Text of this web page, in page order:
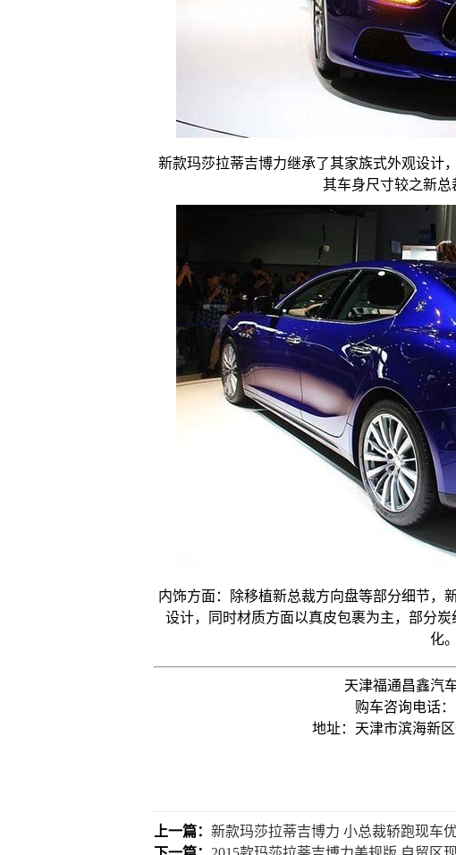
新款玛莎拉蒂吉博力继承了其家族式外观设计
其车身尺寸较之新总
内饰方面：除移植新总裁方向盘等部分细节，
设计，同时材质方面以真皮包裹为主，部分
化。
天津福通昌鑫汽
购车咨询电话：
地址：天津市滨海新
上一篇： 新款玛莎拉蒂吉博力 小总裁轿跑现车